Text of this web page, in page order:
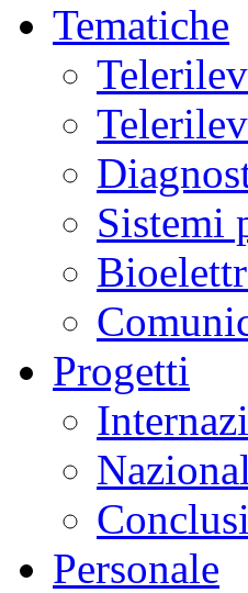
Tematiche
Sistemi
Progetti
Conclusi
Personale